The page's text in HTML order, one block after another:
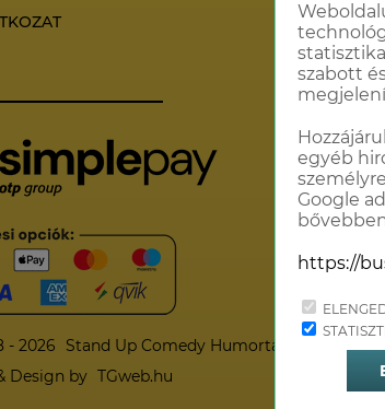
szabott
egyéb
Google
https://
- 2026
Stand Up Comedy Humortársulat
Design by TGweb.hu